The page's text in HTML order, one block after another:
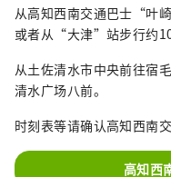
从高知西南交通巴士“叶
或者从“大津”站步行约
从土佐清水市中央前往宿
清水广场八前。
时刻表等请确认高知西南
高知西